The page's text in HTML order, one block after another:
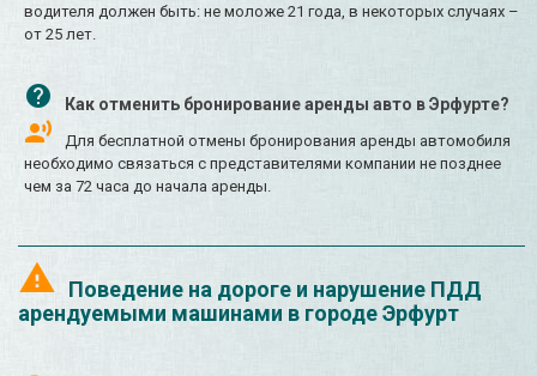
водителя должен быть: не моложе 21 года, в некоторых случаях –
от 25 лет.
Как отменить бронирование аренды авто в Эрфурте?
Для бесплатной отмены бронирования аренды автомобиля
необходимо связаться с представителями компании не позднее
чем за 72 часа до начала аренды.
Поведение на дороге и нарушение ПДД
арендуемыми машинами в городе Эрфурт